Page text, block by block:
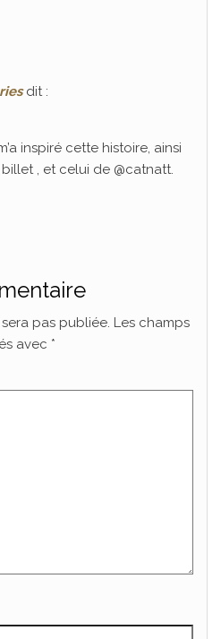
dit :
inspiré cette histoire, ainsi
, et celui de @catnatt.
pas publiée. Les champs
avec *